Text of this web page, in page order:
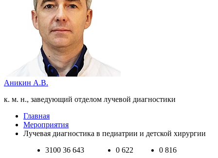
Аникин А.В.
к. м. н., заведующий отделом лучевой диагностики
Главная
Мероприятия
Лучевая диагностика в педиатрии и детской хирургии
3100 36 643
0 622
0 816